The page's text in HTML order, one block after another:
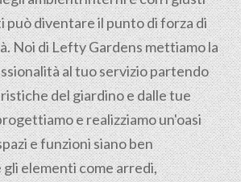
può diventare il punto di forza di
Noi di Lefty Gardens mettiamo la
al tuo servizio partendo
del giardino e dalle tue
e realizziamo un'oasi
e funzioni siano ben
gli elementi come arredi,